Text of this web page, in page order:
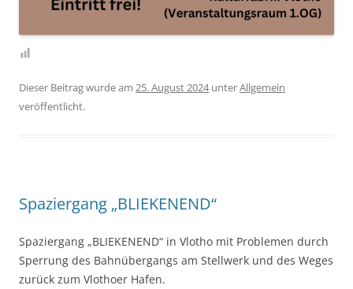
Dieser Beitrag wurde am 25. August 2024unterAllgemein
veröffentlicht.
Spaziergang „BLIEKENEND“
Spaziergang „BLIEKENEND“ in Vlotho mit Problemen durch
Sperrung des Bahnübergangs am Stellwerk und des Weges
zurück zum Vlothoer Hafen.